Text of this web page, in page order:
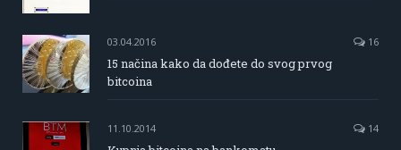
03.04.2016 16
15 načina kako da dođete do svog prvog
bitcoina
11.10.2014 14